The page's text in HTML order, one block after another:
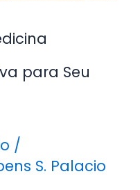
para Seu
/
S. Palacio